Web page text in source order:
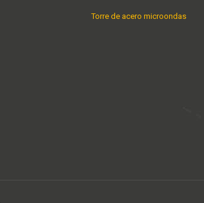
Torre de acero microondas